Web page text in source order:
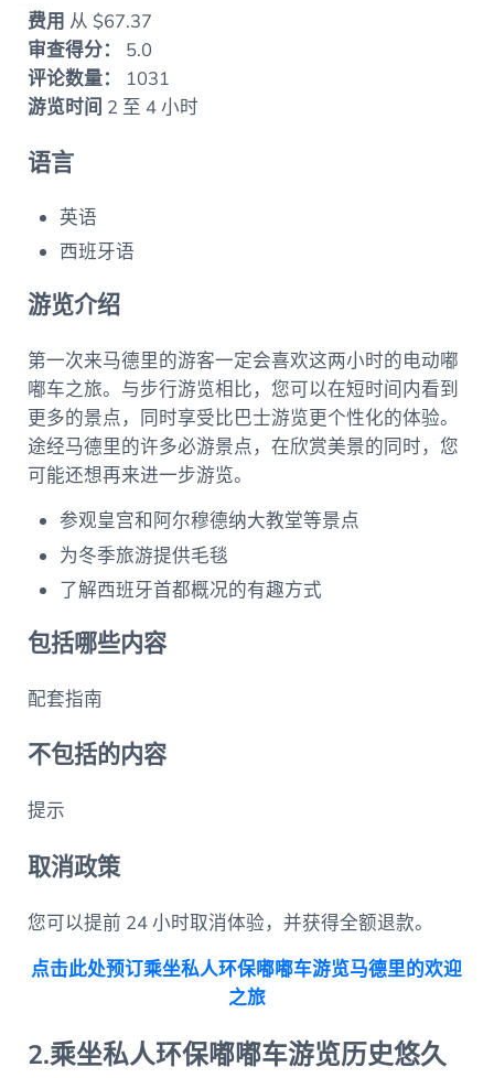
费用 从 $67.37
审查得分：
5.0
评论数量：
1031
游览时间 2 至 4 小时
语言
英语
西班牙语
游览介绍
第一次来马德里的游客一定会喜欢这两小时的电动嘟
嘟车之旅。与步行游览相比，您可以在短时间内看到
更多的景点，同时享受比巴士游览更个性化的体验。
途经马德里的许多必游景点，在欣赏美景的同时，您
可能还想再来进一步游览。
参观皇宫和阿尔穆德纳大教堂等景点
为冬季旅游提供毛毯
了解西班牙首都概况的有趣方式
包括哪些内容
配套指南
不包括的内容
提示
取消政策
您可以提前 24 小时取消体验，并获得全额退款。
点击此处预订乘坐私人环保嘟嘟车游览马德里的欢迎
之旅
2.乘坐私人环保嘟嘟车游览历史悠久